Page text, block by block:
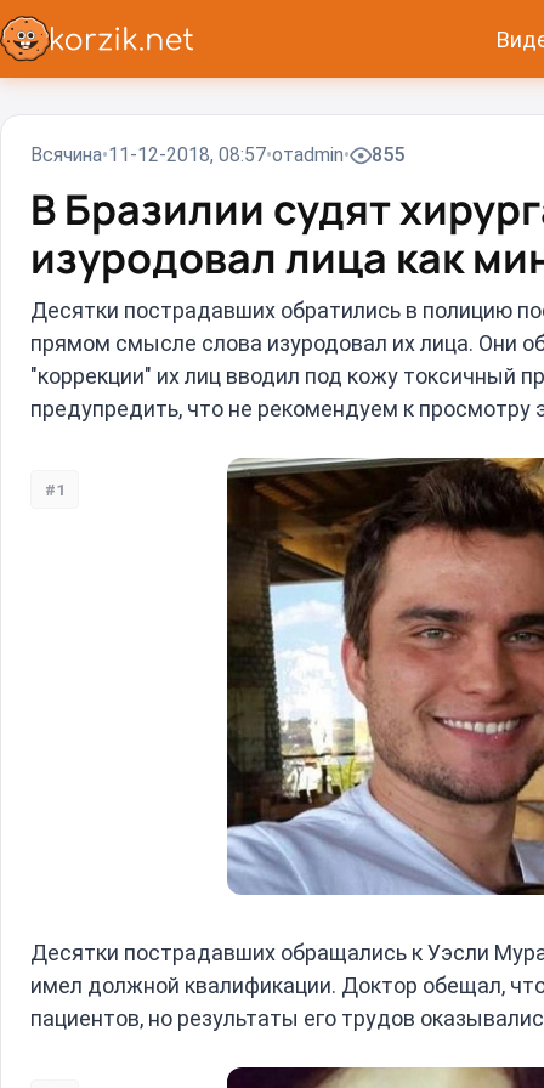
Всячина 11-12-2018, 08:57 отadmin 855
В Бразилии судят
изуродовал лица как
Десятки пострадавших обратились в полицию
прямом смысле слова изуродовал их лица. Они
"коррекции" их лиц вводил под кожу токсичный
предупредить, что не рекомендуем к
#1
Десятки пострадавших обращались к Уэсли
имел должной квалификации. Доктор обещал,
пациентов, но результаты его трудов